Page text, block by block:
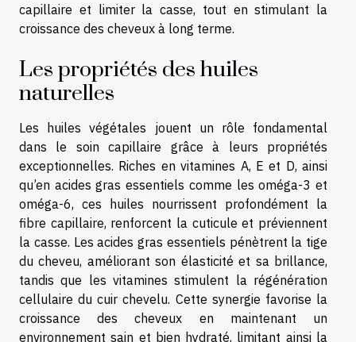
capillaire et limiter la casse, tout en stimulant la
croissance des cheveux à long terme.
Les propriétés des huiles
naturelles
Les huiles végétales jouent un rôle fondamental
dans le soin capillaire grâce à leurs propriétés
exceptionnelles. Riches en vitamines A, E et D, ainsi
qu’en acides gras essentiels comme les oméga-3 et
oméga-6, ces huiles nourrissent profondément la
fibre capillaire, renforcent la cuticule et préviennent
la casse. Les acides gras essentiels pénètrent la tige
du cheveu, améliorant son élasticité et sa brillance,
tandis que les vitamines stimulent la régénération
cellulaire du cuir chevelu. Cette synergie favorise la
croissance des cheveux en maintenant un
environnement sain et bien hydraté, limitant ainsi la